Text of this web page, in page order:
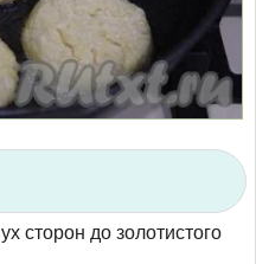
сторон до золотистого